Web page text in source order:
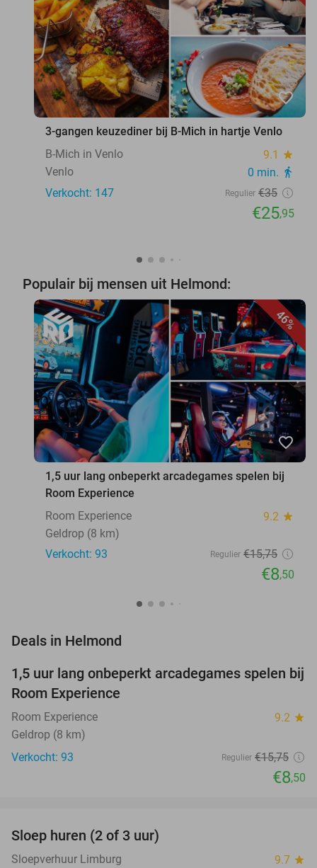
favorite_border
3-gangen keuzediner bij B-Mich in hartje Venlo
B-Mich in Venlo
9.1 star
Venlo 0 min. directions_walk
Verkocht: 147 Regulier €35
€25,95
Populair bij mensen uit Helmond:
46%
favorite_border
1,5 uur lang onbeperkt arcadegames spelen bij
Room Experience
Room Experience
9.2 star
Geldrop (8 km)
Verkocht: 93
Regulier €15,75
€8,50
Deals in Helmond
46%
1,5 uur lang onbeperkt arcadegames spelen bij
Room Experience
Room Experience 9.2 star
Geldrop (8 km)
Verkocht: 93
Regulier €15,75
€8,50
NEW
TODAY
Sloep huren (2 of 3 uur)
Sloepverhuur Limburg 9.7 star